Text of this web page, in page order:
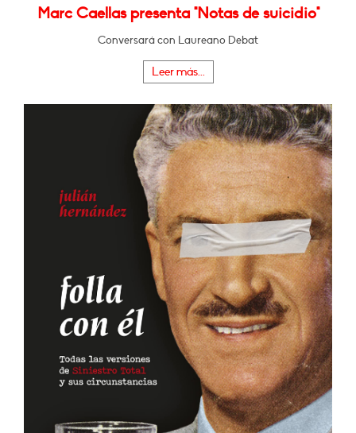
Marc Caellas presenta "Notas de suicidio"
Conversará con Laureano Debat
Leer más...